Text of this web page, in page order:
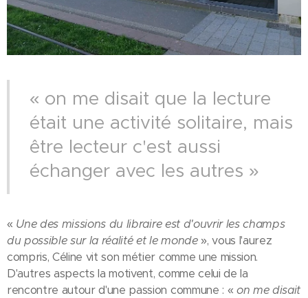
« on me disait que la lecture
était une activité solitaire, mais
être lecteur c'est aussi
échanger avec les autres »
« Une des missions du libraire est d'ouvrir les champs
du possible sur la réalité et le monde», vous l'aurez
compris, Céline vit son métier comme une mission.
D'autres aspects la motivent, comme celui de la
rencontre autour d'une passion commune : « on me disait